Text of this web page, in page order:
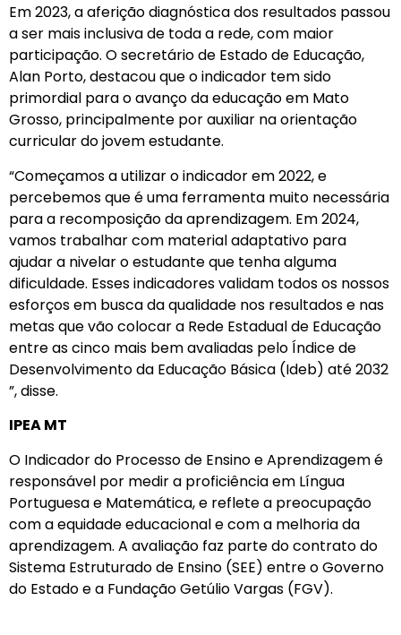
Em 2023, a aferição diagnóstica dos resultados passou
a ser mais inclusiva de toda a rede, com maior
participação. O secretário de Estado de Educação,
Alan Porto, destacou que o indicador tem sido
primordial para o avanço da educação em Mato
Grosso, principalmente por auxiliar na orientação
curricular do jovem estudante.
“Começamos a utilizar o indicador em 2022, e
percebemos que é uma ferramenta muito necessária
para a recomposição da aprendizagem. Em 2024,
vamos trabalhar com material adaptativo para
ajudar a nivelar o estudante que tenha alguma
dificuldade. Esses indicadores validam todos os nossos
esforços em busca da qualidade nos resultados e nas
metas que vão colocar a Rede Estadual de Educação
entre as cinco mais bem avaliadas pelo Índice de
Desenvolvimento da Educação Básica (Ideb) até 2032
”, disse.
IPEA MT
O Indicador do Processo de Ensino e Aprendizagem é
responsável por medir a proficiência em Língua
Portuguesa e Matemática, e reflete a preocupação
com a equidade educacional e com a melhoria da
aprendizagem. A avaliação faz parte do contrato do
Sistema Estruturado de Ensino (SEE) entre o Governo
do Estado e a Fundação Getúlio Vargas (FGV).